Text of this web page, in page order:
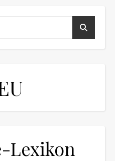
Lexikon